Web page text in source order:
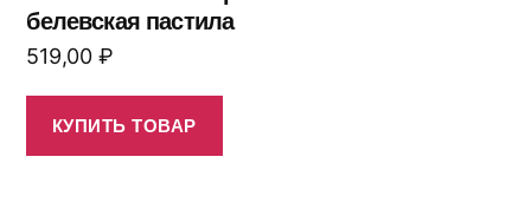
белевская пастила
519,00 ₽
КУПИТЬ ТОВАР